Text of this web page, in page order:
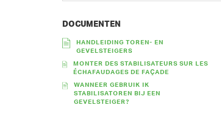
DOCUMENTEN
HANDLEIDING TOREN- EN
GEVELSTEIGERS
MONTER DES STABILISATEURS SUR LES
ÉCHAFAUDAGES DE FAÇADE
WANNEER GEBRUIK IK
STABILISATOREN BIJ EEN
GEVELSTEIGER?